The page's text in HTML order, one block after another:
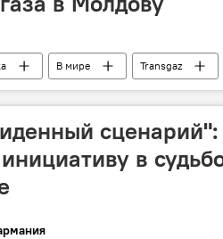
В мире Transgaz
терминал поставки
в